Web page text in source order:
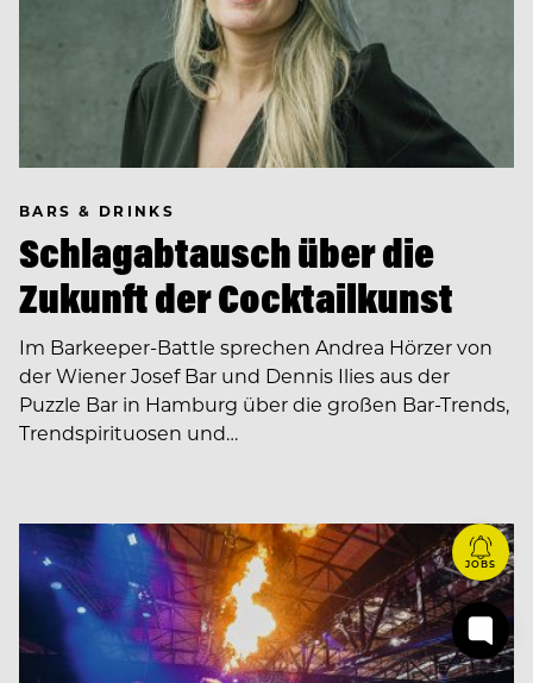
BARS & DRINKS
Schlagabtausch über die
Zukunft der Cocktailkunst
Im Barkeeper-Battle sprechen Andrea Hörzer von
der Wiener Josef Bar und Dennis Ilies aus der
Puzzle Bar in Hamburg über die großen Bar-Trends,
Trendspirituosen und…
JOBS